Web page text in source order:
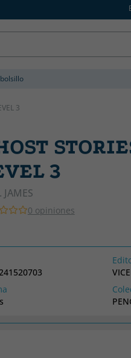
3
3
JAMES
0 opiniones